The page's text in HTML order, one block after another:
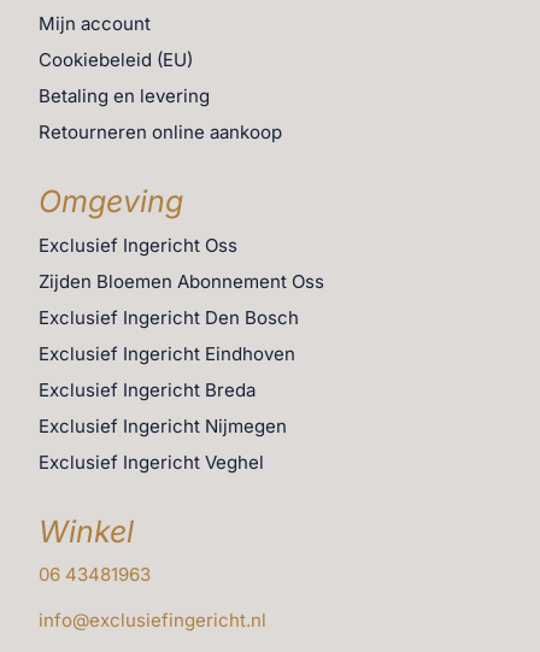
Mijn account
Cookiebeleid (EU)
Betaling en levering
Retourneren online aankoop
Omgeving
Exclusief Ingericht Oss
Zijden Bloemen Abonnement Oss
Exclusief Ingericht Den Bosch
Exclusief Ingericht Eindhoven
Exclusief Ingericht Breda
Exclusief Ingericht Nijmegen
Exclusief Ingericht Veghel
Winkel
06 43481963
info@exclusiefingericht.nl